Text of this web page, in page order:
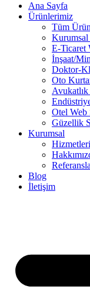
Ana Sayfa
Ürünlerimiz
Tüm
Kurumsal
E-Ticaret
İnşaat/
Doktor-
Oto
Otel Web
Güzellik
Kurumsal
Blog
İletişim